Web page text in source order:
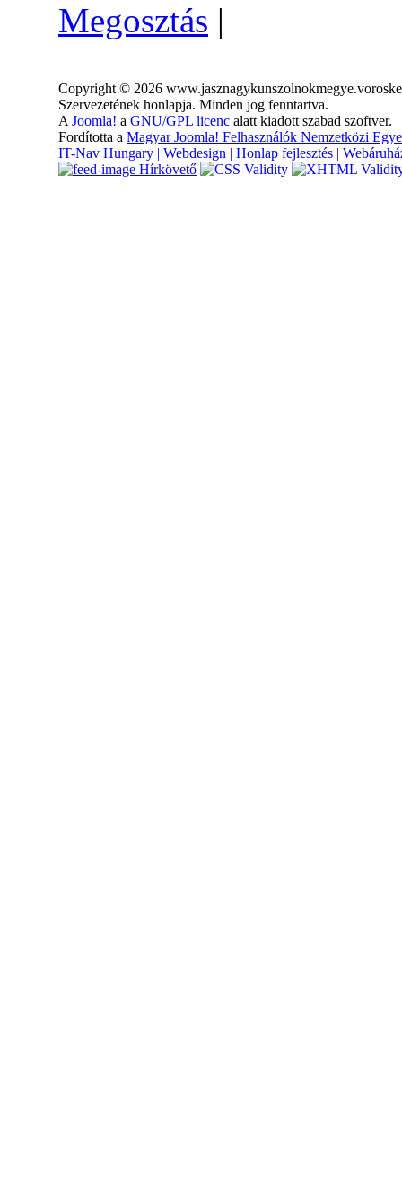
Megosztás |
Copyright © 2026
Szervezetének honlapja. Minden jog fenntartva.
A Joomla! a GNU/GPL licenc alatt kiadott szabad szoftver.
Fordította a Magyar Joomla! Felhasználók Nemzetközi
IT-Nav Hungary | Webdesign | Honlap fejlesztés |
Hírkövető